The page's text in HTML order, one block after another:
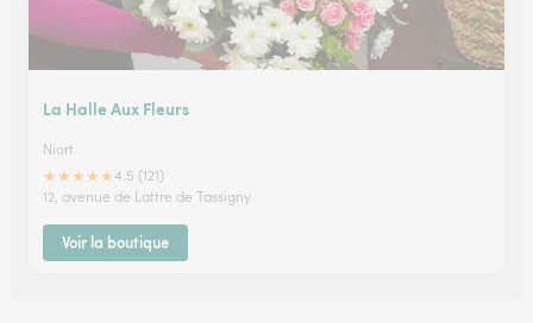
La Halle Aux Fleurs
Niort
★★★★★4.5 (121)
12, avenue de Lattre de Tassigny
Voir la boutique